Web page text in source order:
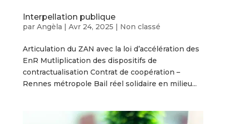
Interpellation publique
par Angèla | Avr 24, 2025 | Non classé
Articulation du ZAN avec la loi d’accélération des
EnR Mutliplication des dispositifs de
contractualisation Contrat de coopération –
Rennes métropole Bail réel solidaire en milieu...